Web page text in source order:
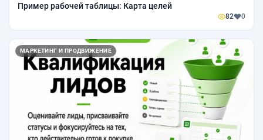
Пример рабочей таблицы: Карта целей
82 0
МАРКЕТИНГ И ПРОДВИЖЕНИЕ